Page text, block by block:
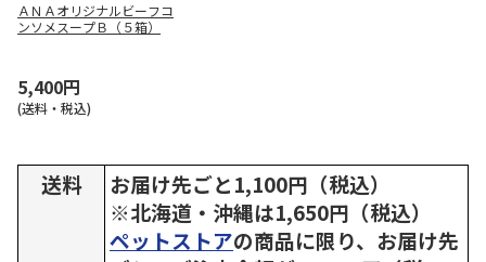
ＡＮＡオリジナルビーフコ
ンソメスープＢ（５箱）
5,400円
(送料・税込)
送料
お届け先ごと1,100円（税込）
※北海道・沖縄は1,650円（税込）
ペットストアの商品に限り、お届け先